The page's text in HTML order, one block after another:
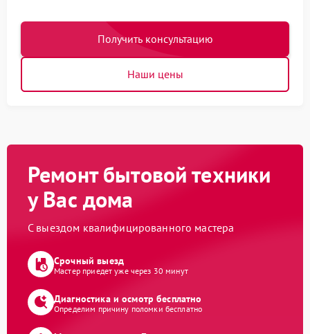
Получить консультацию
Наши цены
Ремонт бытовой техники
у Вас дома
С выездом квалифицированного мастера
Срочный выезд
Мастер приедет уже через 30 минут
Диагностика и осмотр бесплатно
Определим причину поломки бесплатно